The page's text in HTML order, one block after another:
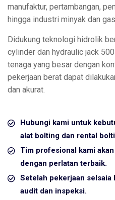
manufaktur, pertambangan,
hingga industri minyak dan
Didukung teknologi hidrolik
cylinder dan hydraulic jack
tenaga yang besar dengan
pekerjaan berat dapat
dan akurat.
Hubungi kami untuk
alat bolting dan rental
Tim profesional kami
dengan perlatan terbaik.
Setelah pekerjaan selsaia
audit dan inspeksi.